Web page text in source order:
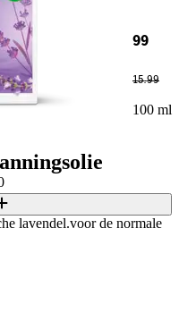
99
15.99
100 ml
lavendel.voor de normale